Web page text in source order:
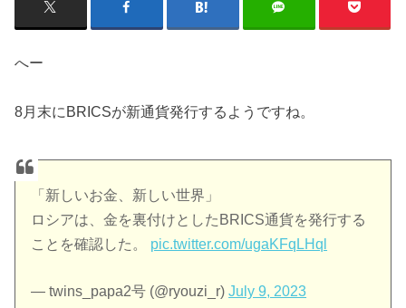
へー
8月末にBRICSが新通貨発行するようですね。
「新しいお金、新しい世界」
ロシアは、金を裏付けとしたBRICS通貨を発行する
ことを確認した。 pic.twitter.com/ugaKFqLHql
— twins_papa2号 (@ryouzi_r)July 9, 2023